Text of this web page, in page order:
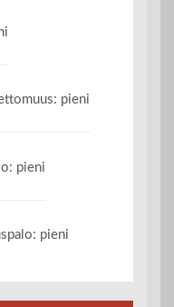
pieni
pieni
pieni